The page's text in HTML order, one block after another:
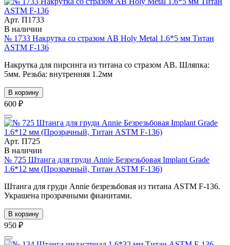
Арт. П1733
В наличии
№ 1733 Накрутка со стразом AB Holy Metal 1.6*5 мм Титан
ASTM F-136
Накрутка для пирсинга из титана со стразом АВ. Шляпка:
5мм. Резьба: внутренняя 1.2мм
В корзину
600 ₽
Арт. П725
В наличии
№ 725 Штанга для груди Annie Безрезьбовая Implant Grade
1.6*12 мм (Прозрачный, Титан ASTM F-136)
Штанга для груди Annie безрезьбовая из титана ASTM F-136.
Украшена прозрачными фианитами.
В корзину
950 ₽